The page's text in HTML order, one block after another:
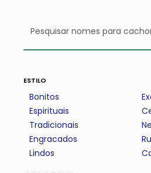
estilo
Bonitos
Espirituais
Tradicionais
Engracados
Lindos